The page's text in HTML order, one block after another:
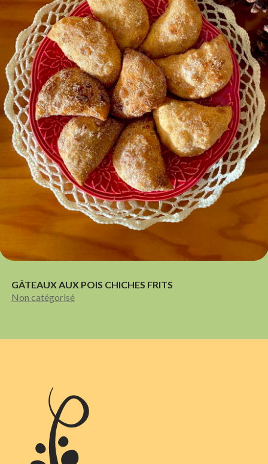
GÂTEAUX AUX POIS CHICHES FRITS
Non catégorisé